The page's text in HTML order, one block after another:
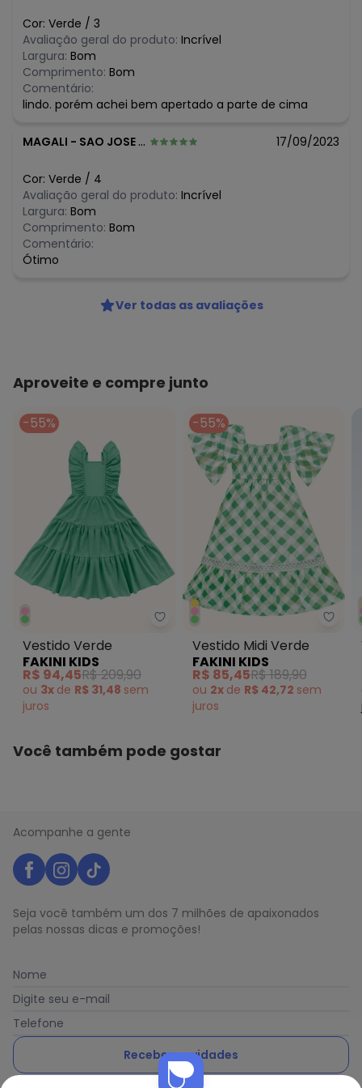
algum dia do mês, para o menor tamanho disponível.
agosto/2026
julho/2026
junho/2026
maio/2026
abril/2026
março/2026
Cor: Verde / 3
Avaliação geral do produto: Incrível
Largura: Bom
Comprimento: Bom
Comentário:
lindo. porém achei bem apertado a parte de cima
MAGALI - SAO JOSE DOS CAMPOS - SP 17/09/2023
Cor: Verde / 4
Avaliação geral do produto: Incrível
Largura: Bom
Comprimento: Bom
Comentário:
Ótimo
Ver todas as avaliações
Aproveite e compre junto
-55%
Fakini Kids - Vestido Verde
Vestido Verde
FAKINI KIDS
R$ 94,45R$ 209,90
ou 3x de R$ 31,48 sem
juros
-55%
Vestido Midi Verde
FAKINI KIDS
R$ 85,45R$ 189,90
ou 2x de R$ 42,72 sem
juros
Você também pode gostar
Acompanhe a gente
Seja você também um dos 7 milhões de apaixonados
pelas nossas dicas e promoções!
Nome
Digite seu e-mail
Telefone
Receber novidades